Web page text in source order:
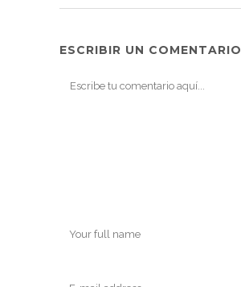
ESCRIBIR UN COMENTARIO